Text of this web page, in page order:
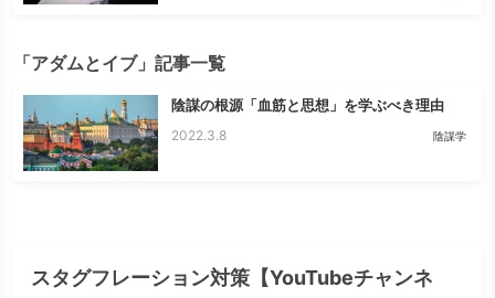
「アダムとイブ」記事一覧
陰謀の根源「血筋と思想」を学ぶべき理由
2022.3.8 陰謀学
スタグフレーション対策【YouTubeチャンネ